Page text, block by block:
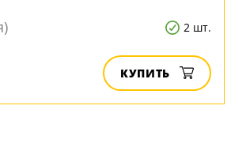
2 шт.
КУПИТЬ